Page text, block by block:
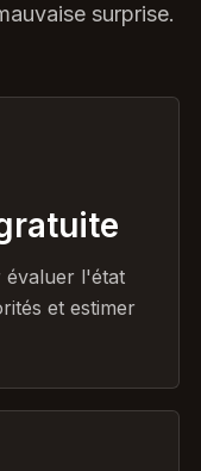
surprise.
évaluer l'état
et estimer